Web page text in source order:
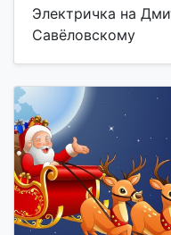
Электричка на
Савёловскому